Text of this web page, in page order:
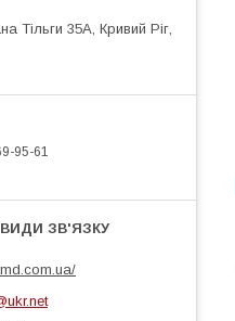
Тільги 35А, Кривий Ріг,
95-61